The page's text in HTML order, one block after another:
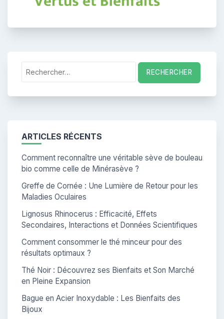
ARTICLES RÉCENTS
Comment reconnaître une véritable sève de bouleau
bio comme celle de Minérasève ?
Greffe de Cornée : Une Lumière de Retour pour les
Maladies Oculaires
Lignosus Rhinocerus : Efficacité, Effets
Secondaires, Interactions et Données Scientifiques
Comment consommer le thé minceur pour des
résultats optimaux ?
Thé Noir : Découvrez ses Bienfaits et Son Marché
en Pleine Expansion
Bague en Acier Inoxydable : Les Bienfaits des
Bijoux